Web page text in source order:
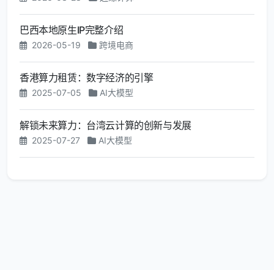
巴西本地原生IP完整介绍
2026-05-19 跨境电商
香港算力租赁：数字经济的引擎
2025-07-05 AI大模型
解锁未来算力：台湾云计算的创新与发展
2025-07-27 AI大模型